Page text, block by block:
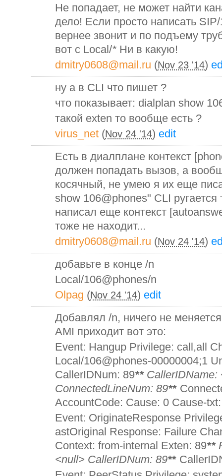
Не попадает, не может найти
дело! Если просто написать
вернее звонит и по подъему
вот с Local/* Ни в какую!
dmitry0608@mail.ru (Nov 23 '14)
ну а в CLI что пишет ?
что показывает: dialplan show
такой exten то вообще есть ?
virus_net (Nov 24 '14) edit
Есть в диалплане контекст
должен попадать вызов, а
косячный, не умею я их еще
show 106@phones" CLI
написал еще контекст
тоже не находит...
dmitry0608@mail.ru (Nov 24 '14)
добавьте в конце /n
Local/106@phones/n
Olpag (Nov 24 '14) edit
Добавлял /n, ничего не
AMI приходит вот это:
Event: Hangup Privilege: call,all
Local/106@phones-00000004;1
CallerIDNum: 89**CallerIDName:
ConnectedLineNum: 89**
AccountCode: Cause: 0 Cause-
Event: OriginateResponse
astOriginal Response: Failure
Context: from-internal Exten: 89**
<null> CallerIDNum: 89**